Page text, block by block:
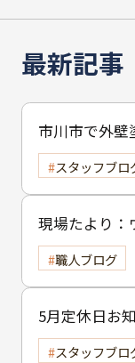
最新記事
市川市で外壁
｜ 色選びの失
スタッフブロ
現場たより：
職人ブログ
5月定休日お
スタッフブロ